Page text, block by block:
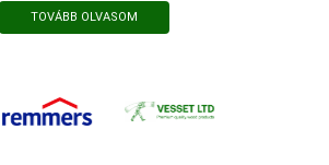
TOVÁBB OLVASOM